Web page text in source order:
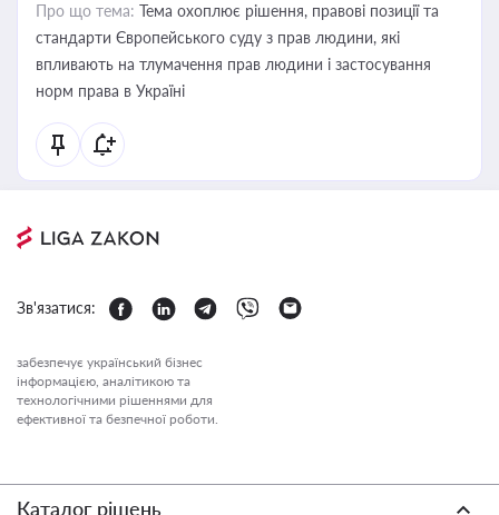
Про що тема: Тема охоплює рішення, правові позиції та
стандарти Європейського суду з прав людини, які
впливають на тлумачення прав людини і застосування
норм права в Україні
Зв'язатися:
забезпечує український бізнес
інформацією, аналітикою та
технологічними рішеннями для
ефективної та безпечної роботи.
Каталог рішень